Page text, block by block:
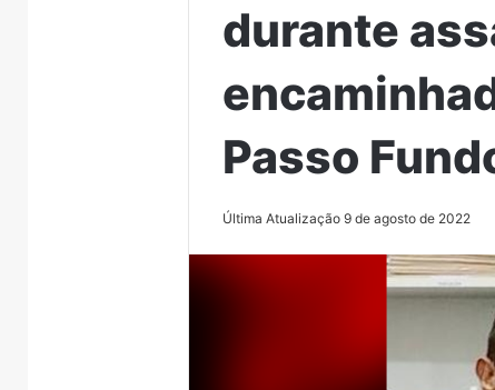
durante
Passo
Última Atualização 9 de agosto de 2022